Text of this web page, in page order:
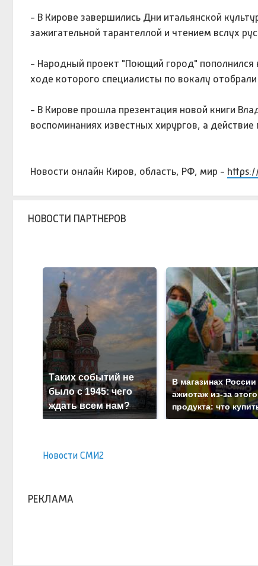
- В Кирове завершились Дни итальянской
зажигательной тарантеллой и чтением вслух
- Народный проект "Поющий город" пополнился
ходе которого специалисты по вокалу
- В Кирове прошла презентация новой книги
воспоминаниях известных хирургов, а действие
Новости онлайн Киров, область, РФ, мир -
НОВОСТИ ПАРТНЕРОВ
Таких событий не
было с 1945: чего
ждать всем нам?
В магазинах России
ажиотаж из-за этого
продукта: что
Новости СМИ2
РЕКЛАМА